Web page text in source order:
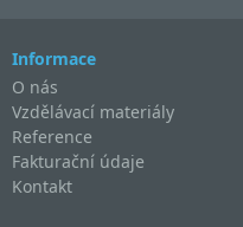
Informace
O nás
Vzdělávací materiály
Reference
Fakturační údaje
Kontakt